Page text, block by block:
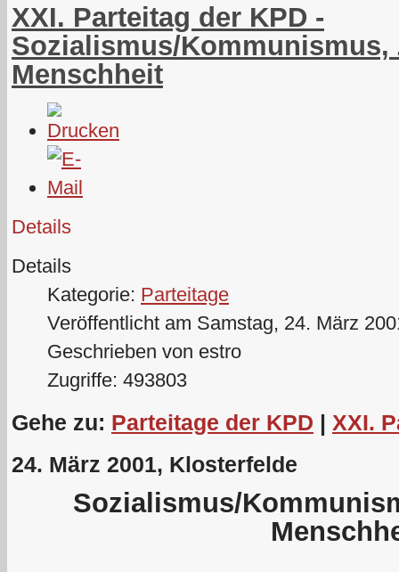
XXI. Parteitag der KPD -
Sozialismus/Kommunismus,
Menschheit
Details
Details
Kategorie: Parteitage
Veröffentlicht am Samstag, 24. März
Geschrieben von estro
Zugriffe: 493803
Gehe zu: Parteitage der KPD | XXI.
24. März 2001, Klosterfelde
Sozialismus/